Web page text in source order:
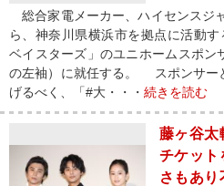
総合家電メーカー、ハイセンスジ
ら、神奈川県横浜市を拠点に活動
ベイスターズ」のユニホームスポン
の左袖）に就任する。 スポンサー
げるべく、「#大・・・ 続きを読む
藤ヶ谷太
チケッ
さもあ